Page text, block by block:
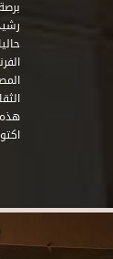
اكتوبر2001 تم